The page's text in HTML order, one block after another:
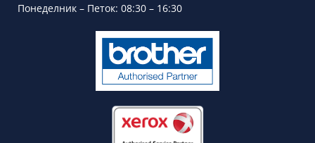
Понеделник – Петок: 08:30 – 16:30